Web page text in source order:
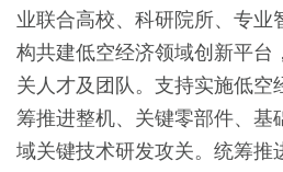
业联合高校、科研院所、专业
构共建低空经济领域创新平台
关人才及团队。支持实施低空
筹推进整机、关键零部件、基
域关键技术研发攻关。统筹推